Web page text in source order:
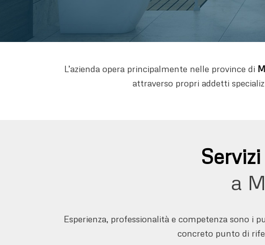
L’azienda opera principalmente nelle province di
attraverso propri addetti
a
Esperienza, professionalità e competenza sono i
concreto punto di